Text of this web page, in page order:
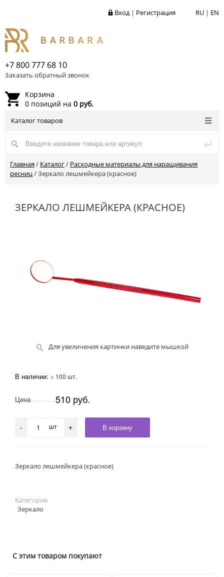
RU | EN
Вход| Регистрация
+7 800 777 68 10
Заказать обратный звонок
Корзина
0 позиций на 0 руб.
Каталог товаров
Главная / Каталог/ Расходные материалы для наращивания
ресниц/Зеркало лешмейкера (красное)
ЗЕРКАЛО ЛЕШМЕЙКЕРА (КРАСНОЕ)
Для увеличения картинки наведите мышкой
В наличии: > 100 шт.
Цена 510 руб.
- шт + В корзину
Зеркало лешмейкера (красное)
Категория
Зеркало
С этим товаром покупают